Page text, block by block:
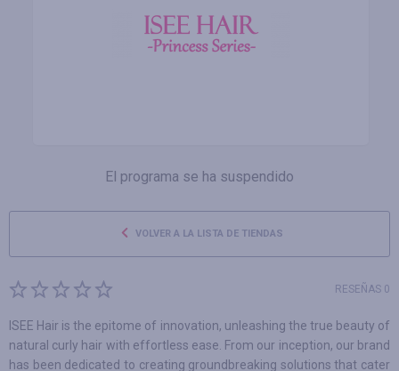
El programa se ha suspendido
VOLVER A LA LISTA DE TIENDAS
RESEÑAS 0
ISEE Hair is the epitome of innovation, unleashing the true beauty of
natural curly hair with effortless ease. From our inception, our brand
has been dedicated to creating groundbreaking solutions that cater